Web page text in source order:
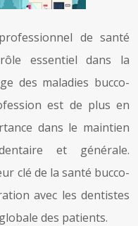
de santé
essentiel dans la
des maladies bucco-
est de plus en
dans le maintien
et générale.
clé de la santé bucco-
avec les dentistes
des patients.